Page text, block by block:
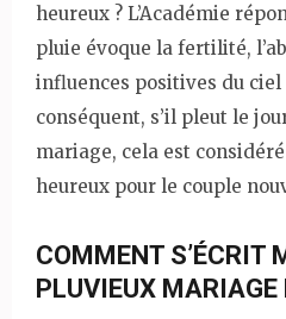
heureux ? L’Académie
pluie évoque la fertilité,
influences positives du
conséquent, s’il pleut le
mariage, cela est
heureux pour le couple
COMMENT S’ÉCRIT
PLUVIEUX MARIAGE